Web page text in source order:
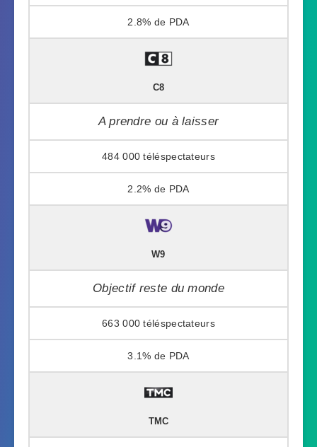
2.8%
C8
A prendre ou à laisser
484 000
2.2%
W9
Objectif reste du monde
663 000
3.1%
TMC